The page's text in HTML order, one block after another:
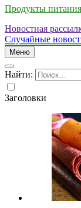
Продукты питания
Новостная
Случайные
Меню
Найти:
Заголовки